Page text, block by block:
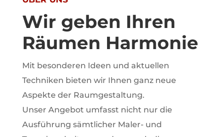
Wir geben Ihren
Räumen Harmonie
Mit besonderen Ideen und aktuellen
Techniken bieten wir Ihnen ganz neue
Aspekte der Raumgestaltung.
Unser Angebot umfasst nicht nur die
Ausführung sämtlicher Maler- und